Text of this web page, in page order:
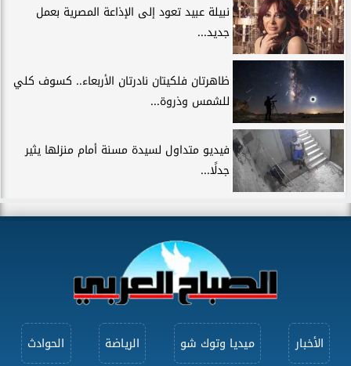
نبيلة عبيد تعود إلى الإذاعة المصرية بعمل
جديد...
ظاهرتان فلكيتان نادرتان الأربعاء.. كسوف كلي
للشمس وذروة...
فيديو متداول لسيدة مسنة أمام منزلها يثير
جدلًا...
الأخبار ميديا وتوك شو الرياضة الحوادث